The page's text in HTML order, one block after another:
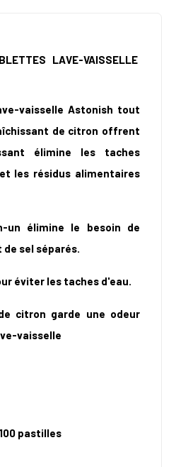
LAVE-VAISSELLE
vaisselle Astonish tout
de citron offrent
élimine les taches
les résidus alimentaires
un élimine le besoin de
sel séparés.
éviter les taches d'eau.
citron garde une odeur
vaisselle
pastilles